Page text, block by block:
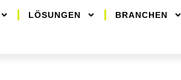
LÖSUNGEN BRANCHEN